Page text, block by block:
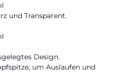
und Transparent.
Design.
um Auslaufen und